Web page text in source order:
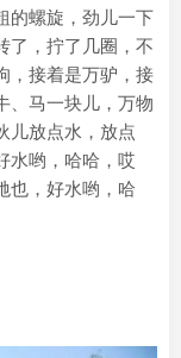
的螺旋，劲儿一下
了，拧了几圈，不
，接着是万驴，接
、马一块儿，万物
儿放点水，放点
水哟，哈哈，哎
也，好水哟，哈